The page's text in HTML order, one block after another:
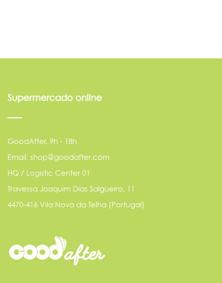
Supermercado online
GoodAfter, 9h - 18h
Email: shop@goodafter.com
HQ / Logistic Center 01
Travessa Joaquim Dias Salgueiro, 11
4470-416 Vila Nova da Telha (Portugal)